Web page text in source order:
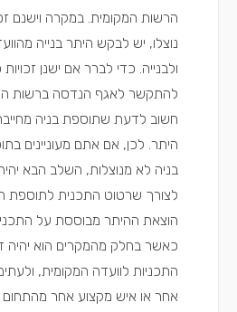
הרשות המקומית. במקרה וישנם
נוצלו, יש לבקש היתר בנייה
ולבנייה. כדי לברר אם ישנן
להתקשר לאגף הנדסה ברשות
חשוב לדעת שתוספת בניה
היתר. לכן, אם אתם מעוניינים
בניה לא מנוצלות, השלב הבא
לצורך שרטוט התכנית לתוספת
הוצאת ההיתר מבוססת על
כאשר בחלק מהמקרים הוא יהיה
התכניות לוועדה המקומית,
אחר או איש מקצוע אחר מהתחום